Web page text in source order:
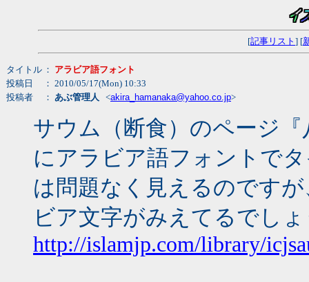
[記事リスト ] [
タイトル ： アラビア語フォント
投稿日
： 2010/05/17(Mon) 10:33
投稿者
： あぶ管理人 <akira_hamanaka@yahoo.co.jp>
サウム（断食）のページ
にアラビア語フォントで
は問題なく見えるのです
ビア文字がみえてるでし
http://islamjp.com/library/